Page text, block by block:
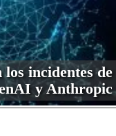
incidentes de
y Anthropic